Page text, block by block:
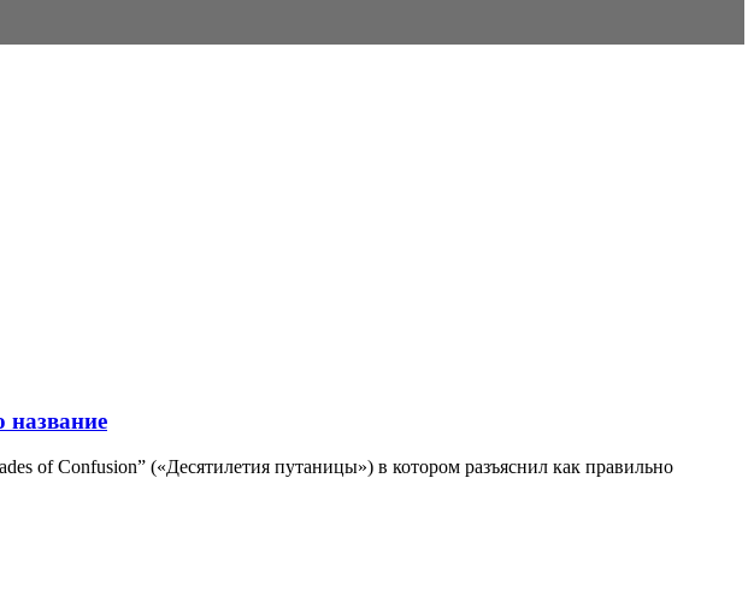
название
of Confusion” («Десятилетия путаницы») в котором разъяснил как правильно